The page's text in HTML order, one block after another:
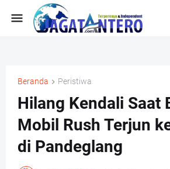
Beranda Peristiwa
Hilang Kendali Saat
Mobil Rush Terjun
di Pandeglang